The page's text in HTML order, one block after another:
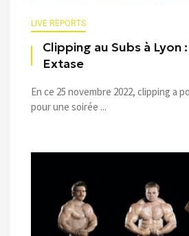
LIVE REPORTS
Clipping au Subs à Lyon
Extase
En ce 25 novembre 2022, clipping a
pour une soirée ...